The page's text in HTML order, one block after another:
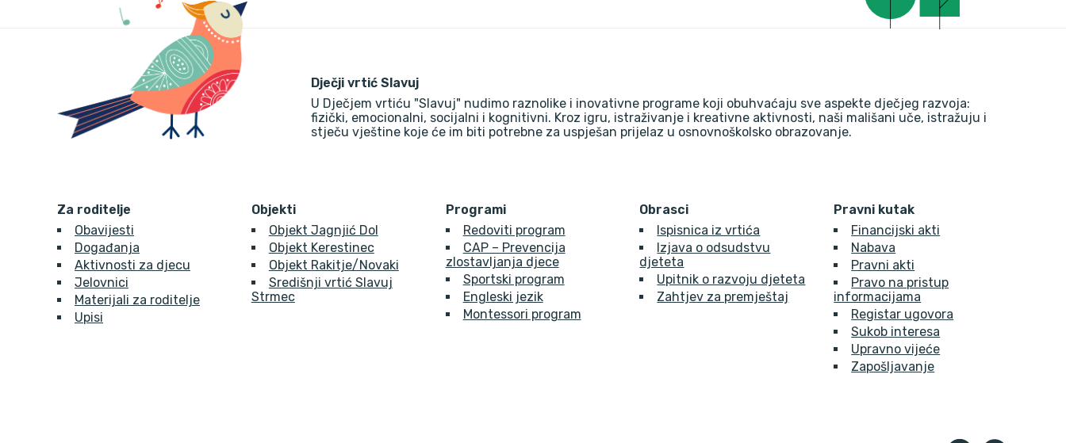
Dječji vrtić Slavuj
U Dječjem vrtiću "Slavuj" nudimo raznolike i inovativne programe koji obuhvaćaju sve aspekte dječjeg razvoja:
fizički, emocionalni, socijalni i kognitivni. Kroz igru, istraživanje i kreativne aktivnosti, naši mališani uče, istražuju i
stječu vještine koje će im biti potrebne za uspješan prijelaz u osnovnoškolsko obrazovanje.
Za roditelje
Obavijesti
Događanja
Aktivnosti za djecu
Jelovnici
Materijali za roditelje
Upisi
Objekti
Objekt Jagnjić Dol
Objekt Kerestinec
Objekt Rakitje/Novaki
Središnji vrtić Slavuj
Strmec
Programi
Redoviti program
CAP – Prevencija
zlostavljanja djece
Sportski program
Engleski jezik
Montessori program
Obrasci
Ispisnica iz vrtića
Izjava o odsudstvu
djeteta
Upitnik o razvoju djeteta
Zahtjev za premještaj
Pravni kutak
Financijski akti
Nabava
Pravni akti
Pravo na pristup
informacijama
Registar ugovora
Sukob interesa
Upravno vijeće
Zapošljavanje